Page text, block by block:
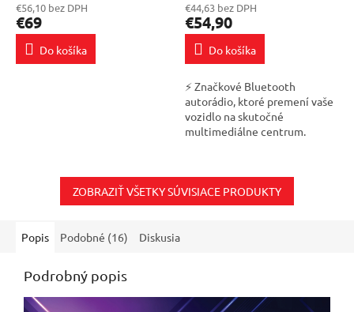
€56,10 bez DPH
€69
Do košíka
€44,63 bez DPH
€54,90
Do košíka
⚡ Značkové Bluetooth
autorádio, ktoré premení vaše
vozidlo na skutočné
multimediálne centrum.
bluetooth (po spárovaní s...
ZOBRAZIŤ VŠETKY SÚVISIACE PRODUKTY
Popis Podobné (16) Diskusia
Podrobný popis